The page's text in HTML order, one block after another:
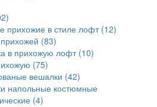
прихожие в стиле лофт (12)
(83)
в прихожую лофт (10)
(75)
вешалки (42)
напольные костюмные
(4)